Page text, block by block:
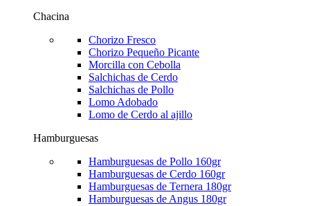
Chacina
Chorizo Fresco
Chorizo Pequeño Picante
Morcilla con Cebolla
Salchichas de Cerdo
Salchichas de Pollo
Lomo Adobado
Lomo de Cerdo al ajillo
Hamburguesas
Hamburguesas de Pollo 160gr
Hamburguesas de Cerdo 160gr
Hamburguesas de Ternera 180gr
Hamburguesas de Angus 180gr